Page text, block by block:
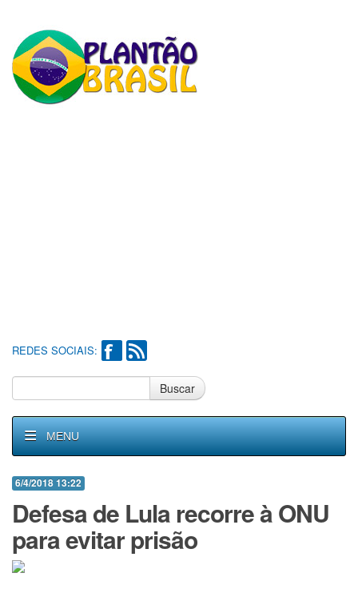
REDES SOCIAIS:
Buscar
MENU
6/4/2018 13:22
Defesa de Lula recorre à ONU
para evitar prisão